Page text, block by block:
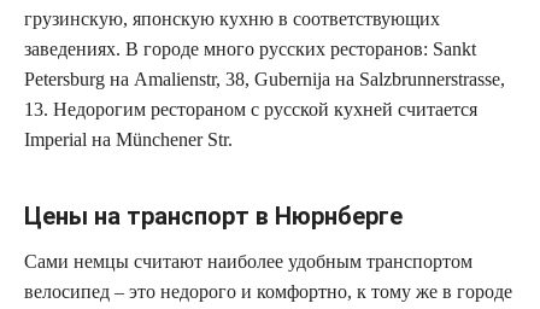
грузинскую, японскую кухню в соответствующих
заведениях. В городе много русских ресторанов: Sankt
Petersburg на Amalienstr, 38, Gubernija на Salzbrunnerstrasse,
13. Недорогим рестораном с русской кухней считается
Imperial на Münchener Str.
Цены на транспорт в Нюрнберге
Сами немцы считают наиболее удобным транспортом
велосипед – это недорого и комфортно, к тому же в городе